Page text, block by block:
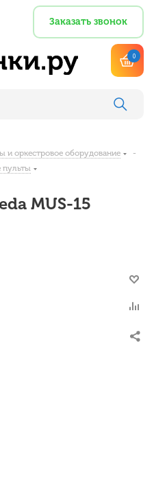
Заказать звонок
0
и оркестровое оборудование
-
MUS-15